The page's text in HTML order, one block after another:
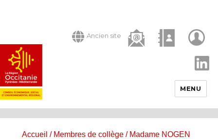
Ancien site
MENU
Accueil / Membres de collège/ Madame NOGEN